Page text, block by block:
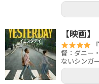
【映画
督：ダニー
ないシンガ